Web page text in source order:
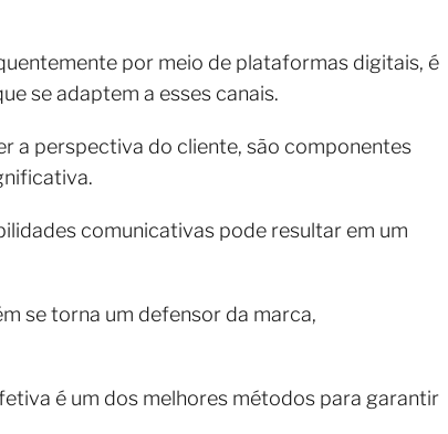
por meio de plataformas digitais, é
se adaptem a esses canais.
a perspectiva do cliente, são componentes
comunicativas pode resultar em um
se torna um defensor da marca,
é um dos melhores métodos para garantir